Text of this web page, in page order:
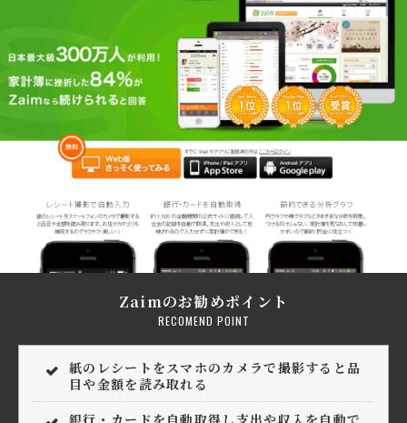
Zaimのお勧めポイント
RECOMEND POINT
紙のレシートをスマホのカメラで撮影すると品
目や金額を読み取れる